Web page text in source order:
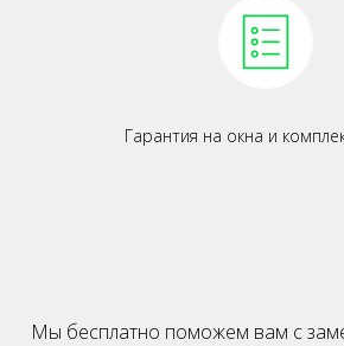
Гарантия на окна и
Мы бесплатно поможем вам с